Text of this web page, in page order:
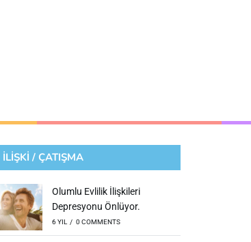
İLİŞKİ / ÇATIŞMA
Olumlu Evlilik İlişkileri
Depresyonu Önlüyor.
6 YIL / 0 COMMENTS